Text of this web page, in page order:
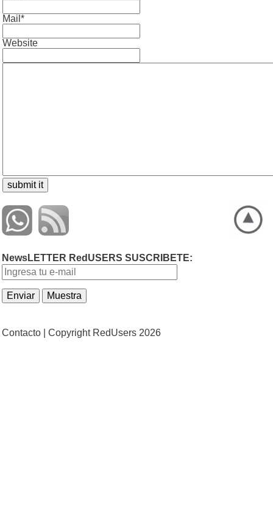
Mail*
Website
NewsLETTER RedUSERS SUSCRIBETE:
Contacto | Copyright RedUsers 2026